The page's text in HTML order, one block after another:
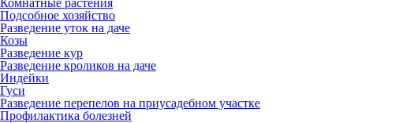
Комнатные растения
Подсобное хозяйство
Разведение уток на даче
Козы
Разведение кур
Разведение кроликов на даче
Индейки
Гуси
Разведение перепелов на приусадебном участке
Профилактика болезней